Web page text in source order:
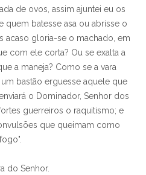
de ovos, assim ajuntei eu os
quem batesse asa ou abrisse o
acaso gloria-se o machado, em
com ele corta? Ou se exalta a
a maneja? Como se a vara
bastão erguesse aquele que
o Dominador, Senhor dos
guerreiros o raquitismo; e
que queimam como
fogo".
do Senhor.